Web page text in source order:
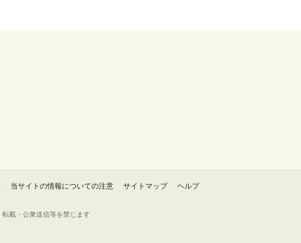
当サイトの情報についての注意 サイトマップ ヘルプ
載・公衆送信等を禁じます